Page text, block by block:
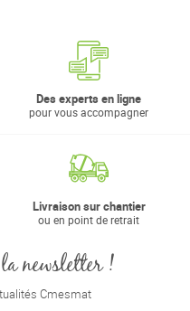
Des experts en ligne
pour vous accompagner
Livraison sur chantier
ou en point de retrait
newsletter !
Cmesmat